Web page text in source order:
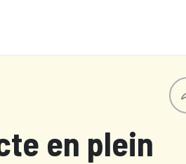
en plein